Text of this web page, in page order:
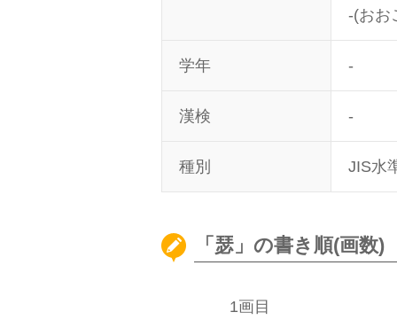
-(おお
学年 -
漢検 -
種別 JIS水
「瑟」の書き順(画数)
1画目